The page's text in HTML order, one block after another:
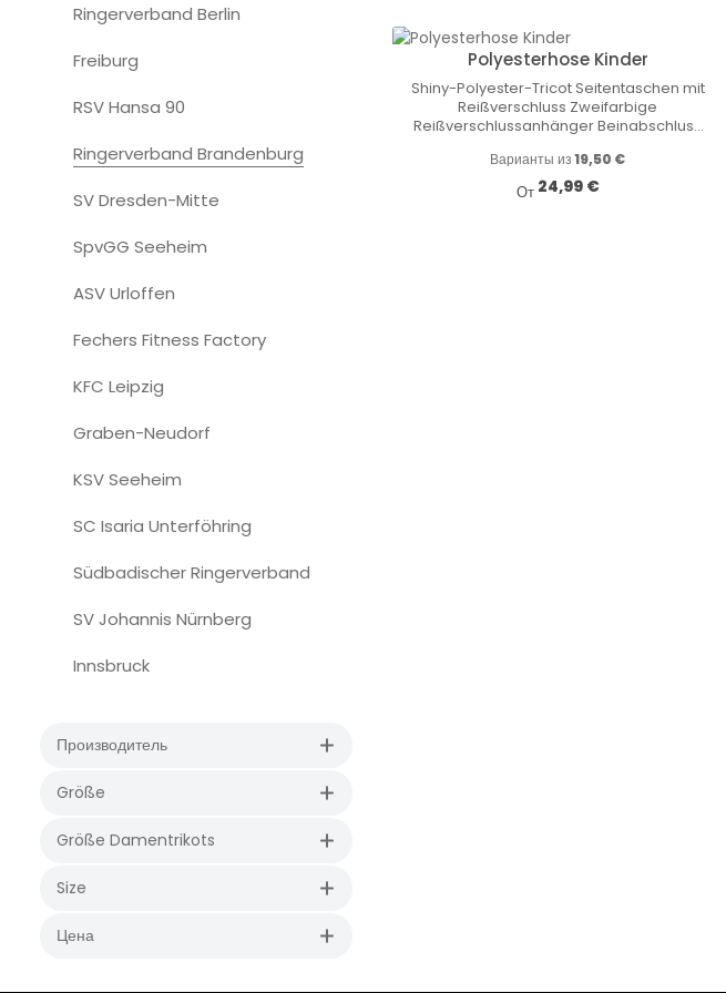
Ringerverband Berlin
Freiburg
RSV Hansa 90
Ringerverband Brandenburg
SV Dresden-Mitte
SpvGG Seeheim
ASV Urloffen
Fechers Fitness Factory
KFC Leipzig
Graben-Neudorf
KSV Seeheim
SC Isaria Unterföhring
Südbadischer Ringerverband
SV Johannis Nürnberg
Innsbruck
Производитель
Größe
Größe Damentrikots
Size
Цена
Polyesterhose Kinder
Shiny-Polyester-Tricot Seitentaschen mit
Reißverschluss Zweifarbige
Reißverschlussanhänger Beinabschluss
Bund mit Kordelzug
Варианты из19,50 €
Обычная цена:
От 24,99 €